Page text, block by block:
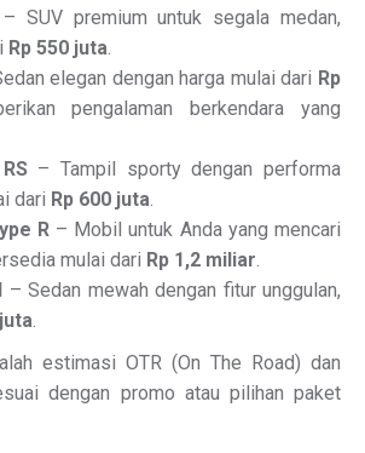
SUV premium untuk segala medan,
Rp 550 juta.
elegan dengan harga mulai dari Rp
pengalaman berkendara yang
– Tampil sporty dengan performa
dari Rp 600 juta.
R– Mobil untuk Anda yang mencari
mulai dari Rp 1,2 miliar.
– Sedan mewah dengan fitur unggulan,
.
estimasi OTR (On The Road) dan
dengan promo atau pilihan paket